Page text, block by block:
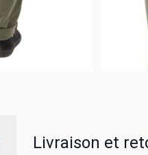
Livraison et